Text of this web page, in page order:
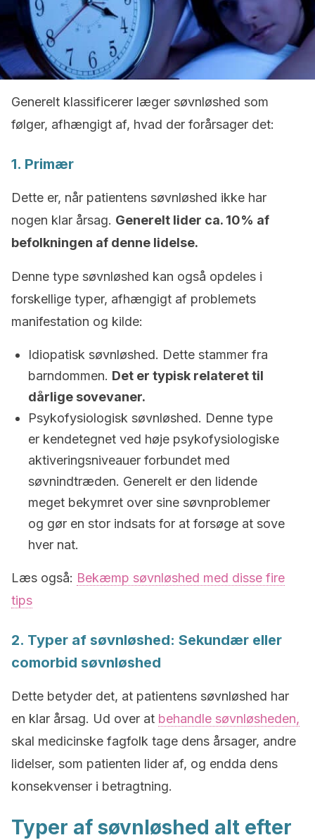
Generelt klassificerer læger søvnløshed som
følger, afhængigt af, hvad der forårsager det:
1. Primær
Dette er, når patientens søvnløshed ikke har
nogen klar årsag. Generelt lider ca. 10% af
befolkningen af ​​denne lidelse.
Denne type søvnløshed kan også opdeles i
forskellige typer, afhængigt af problemets
manifestation og kilde:
Idiopatisk søvnløshed. Dette stammer fra
barndommen. Det er typisk relateret til
dårlige sovevaner.
Psykofysiologisk søvnløshed. Denne type
er kendetegnet ved høje psykofysiologiske
aktiveringsniveauer forbundet med
søvnindtræden. Generelt er den lidende
meget bekymret over sine søvnproblemer
og gør en stor indsats for at forsøge at sove
hver nat.
Læs også: Bekæmp søvnløshed med disse fire
tips
2. Typer af søvnløshed: Sekundær eller
comorbid søvnløshed
Dette betyder det, at patientens søvnløshed har
en klar årsag. Ud over at behandle søvnløsheden,
skal medicinske fagfolk tage dens årsager, andre
lidelser, som patienten lider af, og endda dens
konsekvenser i betragtning.
Typer af søvnløshed alt efter